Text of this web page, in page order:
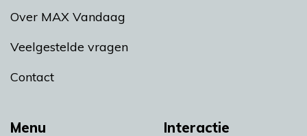
Menu Interactie
Over MAX Vandaag
Veelgestelde vragen
Contact